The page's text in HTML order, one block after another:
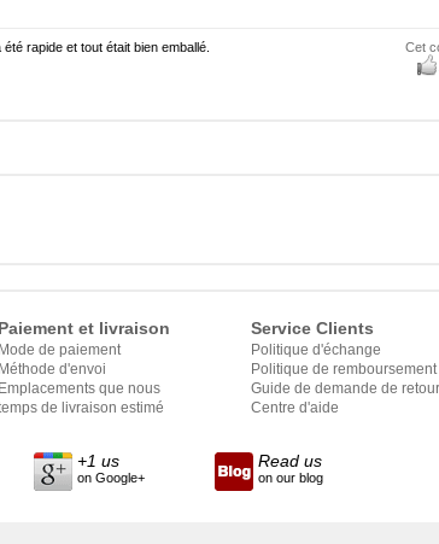
rapide et tout était bien emballé. Cet
Paiement et livraison
Mode de paiement
Méthode d'envoi
Emplacements que nous
de livraison estimé
Service Clients
Politique d'échange
Politique de remboursement
Guide de demande de retour
Centre d'aide
+1 us
on Google+
Read us
on our blog